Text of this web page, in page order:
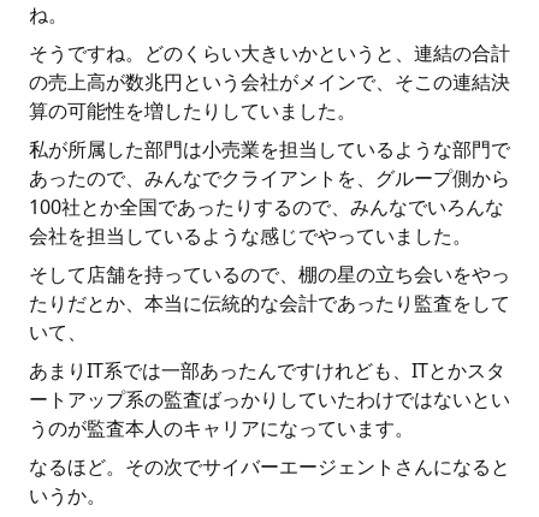
ね。
そうですね。どのくらい大きいかというと、連結の合計
の売上高が数兆円という会社がメインで、そこの連結決
算の可能性を増したりしていました。
私が所属した部門は小売業を担当しているような部門で
あったので、みんなでクライアントを、グループ側から
100社とか全国であったりするので、みんなでいろんな
会社を担当しているような感じでやっていました。
そして店舗を持っているので、棚の星の立ち会いをやっ
たりだとか、本当に伝統的な会計であったり監査をして
いて、
あまりIT系では一部あったんですけれども、ITとかスタ
ートアップ系の監査ばっかりしていたわけではないとい
うのが監査本人のキャリアになっています。
なるほど。その次でサイバーエージェントさんになると
いうか。